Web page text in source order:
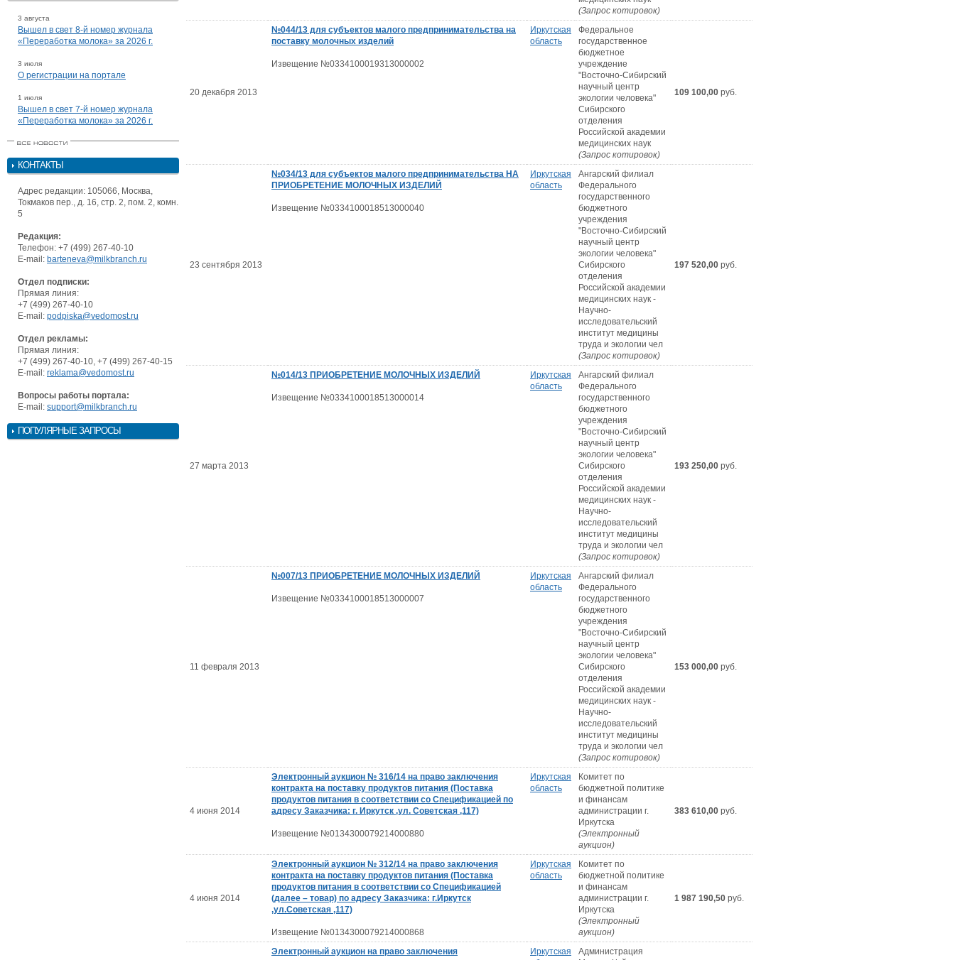
3 августа
Вышел в свет 8-й номер журнала
«Переработка молока» за 2026 г.
3 июля
О регистрации на портале
1 июля
Вышел в свет 7-й номер журнала
«Переработка молока» за 2026 г.
КОНТАКТЫ
Адрес редакции: 105066, Москва,
Токмаков пер., д. 16, стр. 2, пом. 2, комн.
5
Редакция:
Телефон: +7 (499) 267-40-10
E-mail: barteneva@milkbranch.ru
Отдел подписки:
Прямая линия:
+7 (499) 267-40-10
E-mail: podpiska@vedomost.ru
Отдел рекламы:
Прямая линия:
+7 (499) 267-40-10, +7 (499) 267-40-15
E-mail: reklama@vedomost.ru
Вопросы работы портала:
E-mail: support@milkbranch.ru
ПОПУЛЯРНЫЕ ЗАПРОСЫ
(Запрос котировок)
20 декабря 2013
№044/13 для субъектов малого предпринимательства на
поставку молочных изделий
Извещение №0334100019313000002
Иркутская
область
Федеральное
государственное
бюджетное
учреждение
"Восточно-Сибирский
научный центр
экологии человека"
Сибирского
отделения
Российской академии
медицинских наук
(Запрос котировок)
109 100,00 руб.
23 сентября 2013
№034/13 для субъектов малого предпринимательства НА
ПРИОБРЕТЕНИЕ МОЛОЧНЫХ ИЗДЕЛИЙ
Извещение №0334100018513000040
Иркутская
область
Ангарский филиал
Федерального
государственного
бюджетного
учреждения
"Восточно-Сибирский
научный центр
экологии человека"
Сибирского
отделения
Российской академии
медицинских наук -
Научно-
исследовательский
институт медицины
труда и экологии чел
(Запрос котировок)
197 520,00 руб.
27 марта 2013
№014/13 ПРИОБРЕТЕНИЕ МОЛОЧНЫХ ИЗДЕЛИЙ
Извещение №0334100018513000014
Иркутская
область
Ангарский филиал
Федерального
государственного
бюджетного
учреждения
"Восточно-Сибирский
научный центр
экологии человека"
Сибирского
отделения
Российской академии
медицинских наук -
Научно-
исследовательский
институт медицины
труда и экологии чел
(Запрос котировок)
193 250,00 руб.
11 февраля 2013
№007/13 ПРИОБРЕТЕНИЕ МОЛОЧНЫХ ИЗДЕЛИЙ
Извещение №0334100018513000007
Иркутская
область
Ангарский филиал
Федерального
государственного
бюджетного
учреждения
"Восточно-Сибирский
научный центр
экологии человека"
Сибирского
отделения
Российской академии
медицинских наук -
Научно-
исследовательский
институт медицины
труда и экологии чел
(Запрос котировок)
153 000,00 руб.
4 июня 2014
Электронный аукцион № 316/14 на право заключения
контракта на поставку продуктов питания (Поставка
продуктов питания в соответствии со Спецификацией по
адресу Заказчика: г. Иркутск ,ул. Советская ,117)
Извещение №0134300079214000880
Иркутская
область
Комитет по
бюджетной политике
и финансам
администрации г.
Иркутска
(Электронный
аукцион)
383 610,00 руб.
4 июня 2014
Электронный аукцион № 312/14 на право заключения
контракта на поставку продуктов питания (Поставка
продуктов питания в соответствии со Спецификацией
(далее – товар) по адресу Заказчика: г.Иркутск
,ул.Советская ,117)
Извещение №0134300079214000868
Иркутская
область
Комитет по
бюджетной политике
и финансам
администрации г.
Иркутска
(Электронный
аукцион)
1 987 190,50 руб.
Электронный аукцион на право заключения
Иркутская
Администрация